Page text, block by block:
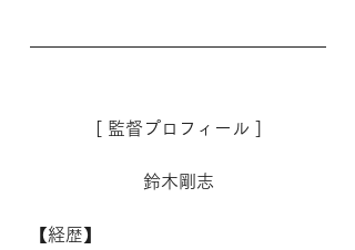
[ 監督プロフィール ]
鈴木剛志
【経歴】